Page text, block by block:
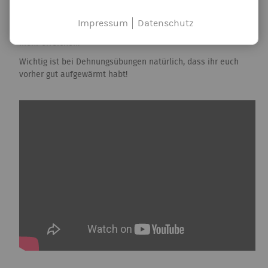
Disziplin um den Spagat zu verbessern, kann in der
Coronavirus-Zeit ja vielleicht gerade bei solchen Themen
mehr erreichen!
Wichtig ist bei Dehnungsübungen natürlich, dass ihr euch
vorher gut aufgewärmt habt!
Impressum Datenschutz